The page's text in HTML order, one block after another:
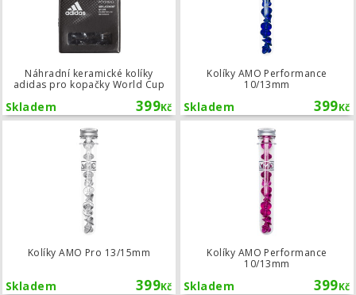
Náhradní keramické kolíky
adidas pro kopačky World Cup
399Kč
Skladem
Kolíky AMO Performance
10/13mm
399Kč
Skladem
Kolíky AMO Pro 13/15mm
399Kč
Skladem
Kolíky AMO Pro 13/15mm
Kolíky AMO Performance
10/13mm
399Kč
Skladem